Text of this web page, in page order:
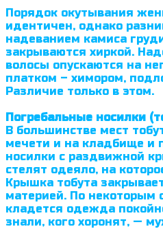
Порядок окутывания
идентичен, однако
надеванием камиса
закрываются хиркой.
волосы опускаются на
плат­ком – химором,
Различие только в этом.
Погребальные носилки
В большинстве мест
мечети и на кладбище и
носилки с раздвижной
стелят одеяло, на
Крышка тобута
материей. По некоторым
кладется одежда
знали, кого хоронят, —